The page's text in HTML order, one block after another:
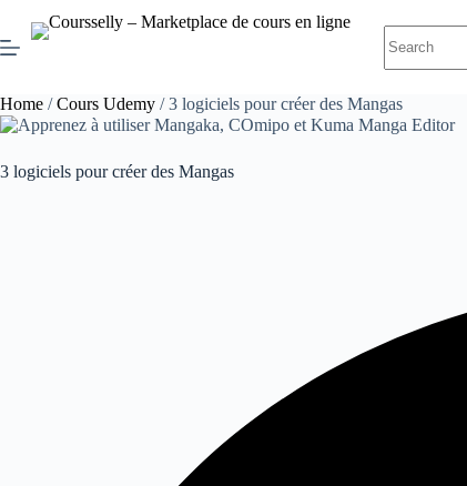
content
results
Home /Cours Udemy / 3 logiciels pour créer des Mangas
3 logiciels pour créer des Mangas